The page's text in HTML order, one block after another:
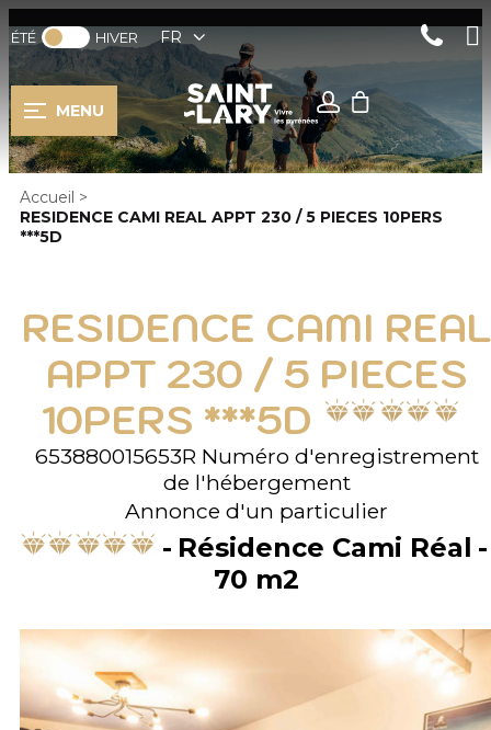
ÉTÉ HIVER FR
MENU
Accueil >
RESIDENCE CAMI REAL APPT 230 / 5 PIECES 10PERS
***5D
RESIDENCE CAMI REAL
APPT 230 / 5 PIECES
10PERS ***5D
653880015653R Numéro d'enregistrement
de l'hébergement
Annonce d'un particulier
Résidence Cami Réal
70 m2